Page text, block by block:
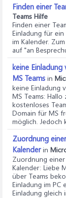
Finden einer
Teams Hilfe
Finden einer
Einladung für
im Kalender.
auf "an
keine
MS Teams in
keine Einladung
MS Teams: Hallo
kostenloses
Domain für MS
möglich. Jedoch
Zuordnung
Kalenderin
Zuordnung
Kalender: Liebe
über Teams
Einladung im PC
Einladung gleich